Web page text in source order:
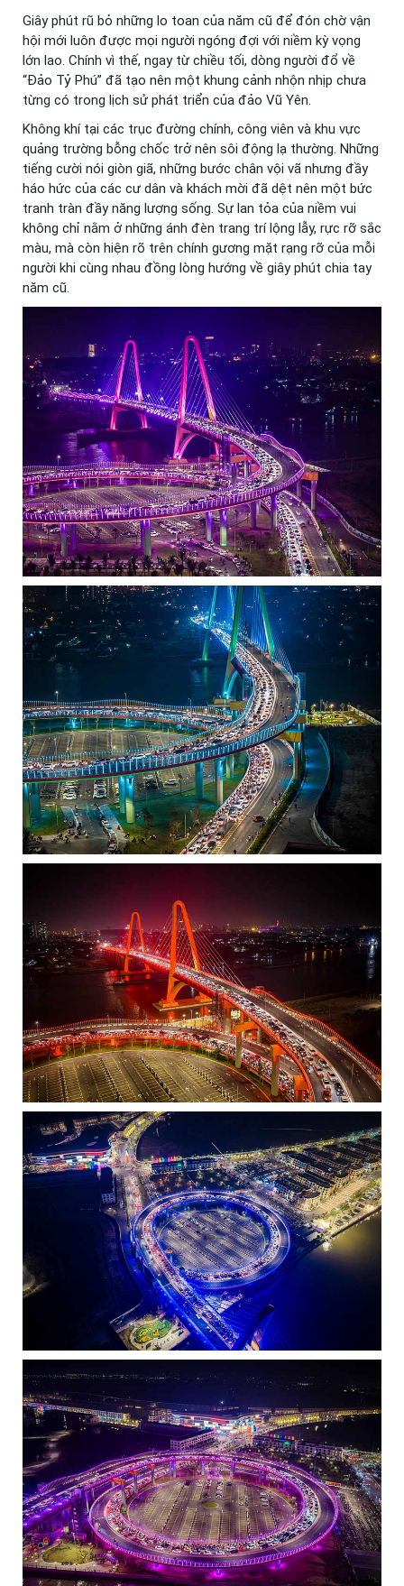
Giây phút rũ bỏ những lo toan của năm cũ để đón chờ vận
hội mới luôn được mọi người ngóng đợi với niềm kỳ vọng
lớn lao. Chính vì thế, ngay từ chiều tối, dòng người đổ về
“Đảo Tỷ Phú” đã tạo nên một khung cảnh nhộn nhịp chưa
từng có trong lịch sử phát triển của đảo Vũ Yên.
Không khí tại các trục đường chính, công viên và khu vực
quảng trường bỗng chốc trở nên sôi động lạ thường. Những
tiếng cười nói giòn giã, những bước chân vội vã nhưng đầy
háo hức của các cư dân và khách mời đã dệt nên một bức
tranh tràn đầy năng lượng sống. Sự lan tỏa của niềm vui
không chỉ nằm ở những ánh đèn trang trí lộng lẫy, rực rỡ sắc
màu, mà còn hiện rõ trên chính gương mặt rạng rỡ của mỗi
người khi cùng nhau đồng lòng hướng về giây phút chia tay
năm cũ.